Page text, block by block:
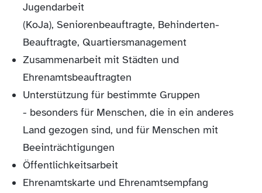
Jugendarbeit
(KoJa), Seniorenbeauftragte, Behinderten-
Beauftragte, Quartiersmanagement
Zusammenarbeit mit Städten und
Ehrenamtsbeauftragten
Unterstützung für bestimmte Gruppen
- besonders für Menschen, die in ein anderes
Land gezogen sind, und für Menschen mit
Beeinträchtigungen
Öffentlichkeitsarbeit
Ehrenamtskarte und Ehrenamtsempfang